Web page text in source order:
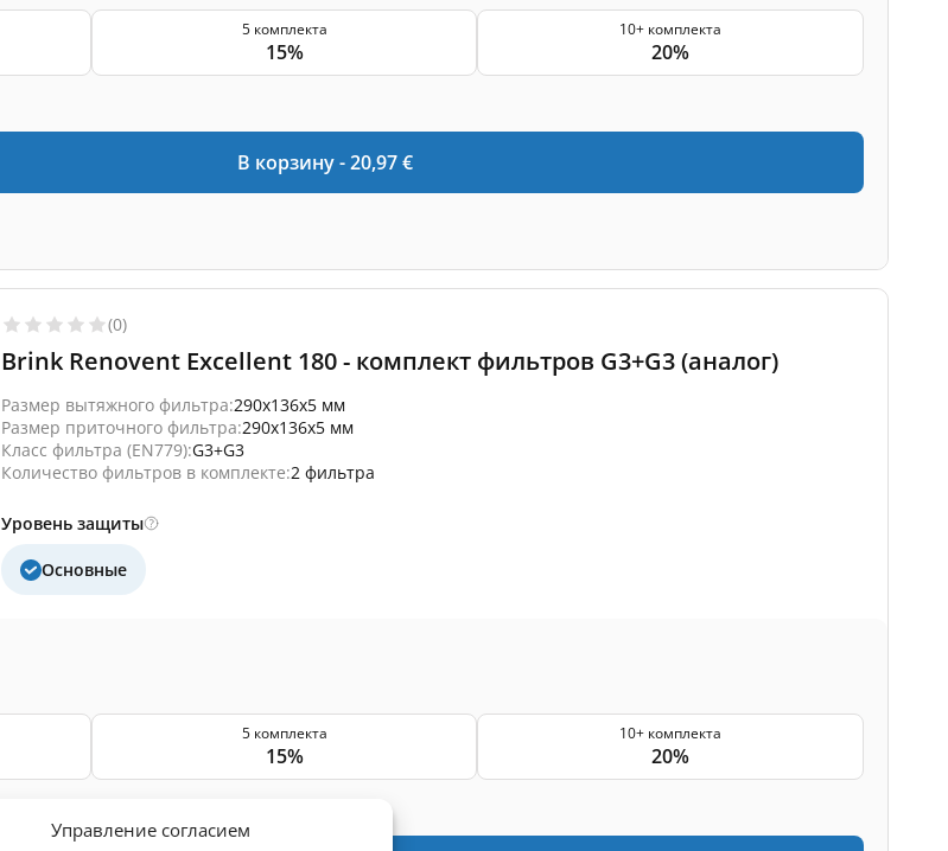
Управление согласием
5 комплекта
15%
10+ комплекта
20%
В корзину -20,97€
(0)
Brink Renovent Excellent 180 - комплект фильтров G3+G3 (аналог)
Размер вытяжного фильтра:290x136x5 мм
Размер приточного фильтра:290x136x5 мм
Класс фильтра (EN779):G3+G3
Количество фильтров в комплекте:2 фильтра
Уровень защиты
Основные
5 комплекта
15%
10+ комплекта
20%